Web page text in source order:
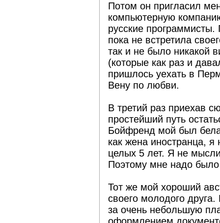
Потом он пригласил
компьютерную
русские
пока не встретила
так и не было никакой
(которые как раз и
пришлось уехать в
Вену по любви.
В третий раз приехав
простейший путь
Бойфренд мой был
как жена иностранца,
целых 5 лет. Я не
Поэтому мне надо
Тот же мой хороший
своего молодого
за очень небольшую